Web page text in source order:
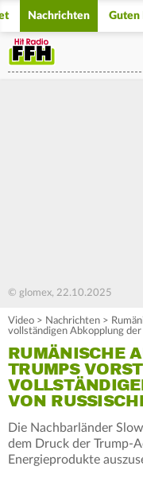
Nachrichten Guten
© glomex, 22.10.2025
Video > Nachrichten >
vollständigen Abkopplung
RUMÄNISCHE
TRUMPS
ON
Die Nachbarländer
dem Druck der Trump-
Energieprodukte